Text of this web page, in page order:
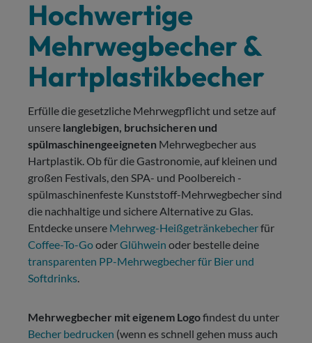
Hochwertige
Mehrwegbecher &
Hartplastikbecher
Erfülle die gesetzliche Mehrwegpflicht und setze auf
unsere langlebigen, bruchsicheren und
spülmaschinengeeigneten Mehrwegbecher aus
Hartplastik. Ob für die Gastronomie, auf kleinen und
großen Festivals, den SPA- und Poolbereich -
spülmaschinenfeste Kunststoff-Mehrwegbecher sind
die nachhaltige und sichere Alternative zu Glas.
Entdecke unsere Mehrweg-Heißgetränkebecherfür
Coffee-To-GooderGlühwein oder bestelle deine
transparenten PP-Mehrwegbecher für Bier und
Softdrinks.
Mehrwegbecher mit eigenem Logofindest du unter
Becher bedrucken (wenn es schnell gehen muss auch